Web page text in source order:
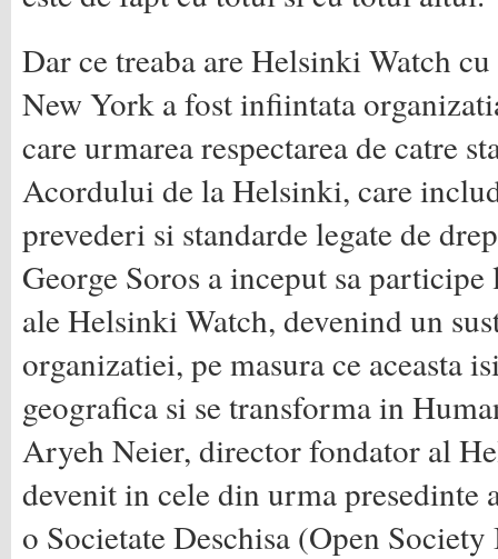
Dar ce treaba are Helsinki Watch
New York a fost infiintata
care urmarea respectarea de catre
Acordului de la Helsinki, care
prevederi si standarde legate de
George Soros a inceput sa
ale Helsinki Watch, devenind un
organizatiei, pe masura ce aceasta
geografica si se transforma in
Aryeh Neier, director fondator al
devenit in cele din urma
o Societate Deschisa (Open